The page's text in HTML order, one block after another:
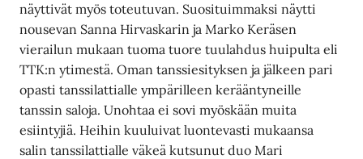
näyttivät myös toteutuvan. Suosituimmaksi näytti
nousevan Sanna Hirvaskarin ja Marko Keräsen
vierailun mukaan tuoma tuore tuulahdus huipulta eli
TTK:n ytimestä. Oman tanssiesityksen ja jälkeen pari
opasti tanssilattialle ympärilleen kerääntyneille
tanssin saloja. Unohtaa ei sovi myöskään muita
esiintyjiä. Heihin kuuluivat luontevasti mukaansa
salin tanssilattialle väkeä kutsunut duo Mari